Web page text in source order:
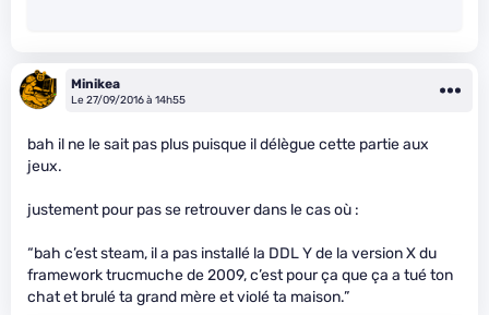
Minikea
Le 27/09/2016 à 14h55
bah il ne le sait pas plus puisque il délègue cette partie aux
jeux.
justement pour pas se retrouver dans le cas où :
“bah c’est steam, il a pas installé la DDL Y de la version X du
framework trucmuche de 2009, c’est pour ça que ça a tué ton
chat et brulé ta grand mère et violé ta maison.”